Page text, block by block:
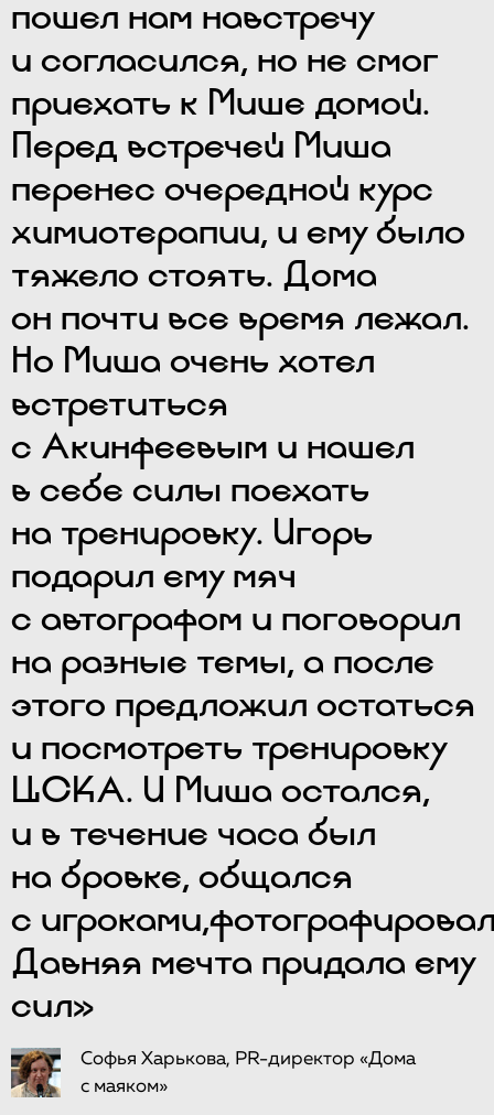
пошел нам навстречу
и согласился, но не смог
приехать к Мише домой.
Перед встречей Миша
перенес очередной курс
химиотерапии, и ему было
тяжело стоять. Дома
он почти все время лежал.
Но Миша очень хотел
встретиться
с Акинфеевым и нашел
в себе силы поехать
на тренировку. Игорь
подарил ему мяч
с автографом и поговорил
на разные темы, а после
этого предложил остаться
и посмотреть тренировку
ЦСКА. И Миша остался,
и в течение часа был
на бровке, общался
с
Давняя мечта придала ему
сил»
Софья Харькова, PR-директор «Дома
с маяком»